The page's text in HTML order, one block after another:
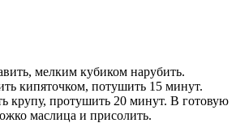
мелким кубиком нарубить.
кипяточком, потушить 15 минут.
крупу, протушить 20 минут. В готовую
маслица и присолить.